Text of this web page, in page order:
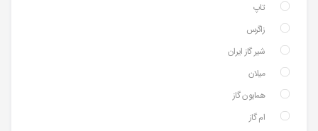
تاپ
زاگرس
شیر گاز ایران
میلان
همایون گاز
ام گاز